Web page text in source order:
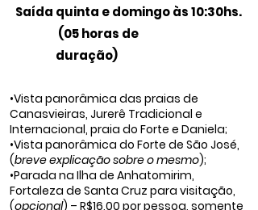
Saída quinta e domingo às 10:30hs.
(05horas de
duração)
•Vista panorâmica das praias de
Canasvieiras, Jurerê Tradicional e
Internacional, praia do Forte e Daniela;
•Vista panorâmica do Forte de São José,
(breve explicação sobre o mesmo);
•Parada na Ilha de Anhatomirim,
Fortaleza de Santa Cruz para visitação,
(opcional) – R$16,00 por pessoa, somente